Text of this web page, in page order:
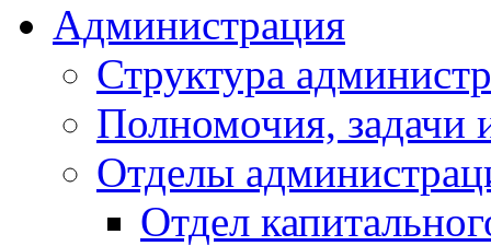
Администрация
Структура
Полномочия, задачи
Отделы
Отдел